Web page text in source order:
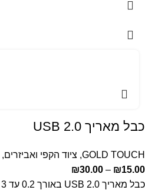
כבל מאריך USB 2.0
GOLD TOUCH
, ציוד הקפי ואביזרים,
₪15.00
–
₪30.00
כבל מאריך USB 2.0 באורך 0.2 עד 3 מטר